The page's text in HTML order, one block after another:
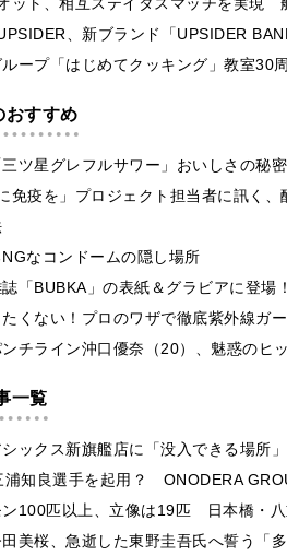
、新ブランド「UPSIDER
ープ「はじめてクッキング」教室
おすすめ
三ツ星グレフルサワー」おいしさの秘
免疫を」プロジェクト担当者に訊く
なコンドームの隠し場所
「BUBKA」の表紙＆グラビアに登場
くない！プロのワザで徹底紫外線ガ
チライン沖口優奈（20）、魅惑のヒ
一覧
ックス新旗艦店に「没入できる場所
浦知良選手を起用？ ONODERA
100匹以上、立像は19匹 日本橋・
美桜、急逝した東野圭吾氏へ誓う「